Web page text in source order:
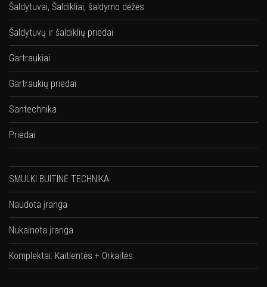
Šaldytuvai, Šaldikliai, šaldymo dėžės
Šaldytuvų ir šaldiklių priedai
Gartraukiai
Gartraukių priedai
Santechnika
Priedai
SMULKI BUITINĖ TECHNIKA
Naudota įranga
Nukainota įranga
Komplektai: Kaitlentės + Orkaitės